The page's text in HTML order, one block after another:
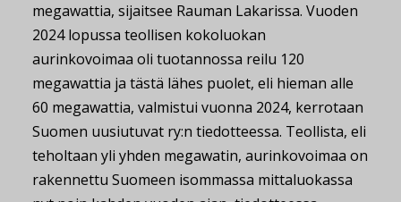
megawattia, sijaitsee Rauman Lakarissa. Vuoden
2024 lopussa teollisen kokoluokan
aurinkovoimaa oli tuotannossa reilu 120
megawattia ja tästä lähes puolet, eli hieman alle
60 megawattia, valmistui vuonna 2024, kerrotaan
Suomen uusiutuvat ry:n tiedotteessa. Teollista, eli
teholtaan yli yhden megawatin, aurinkovoimaa on
rakennettu Suomeen isommassa mittaluokassa